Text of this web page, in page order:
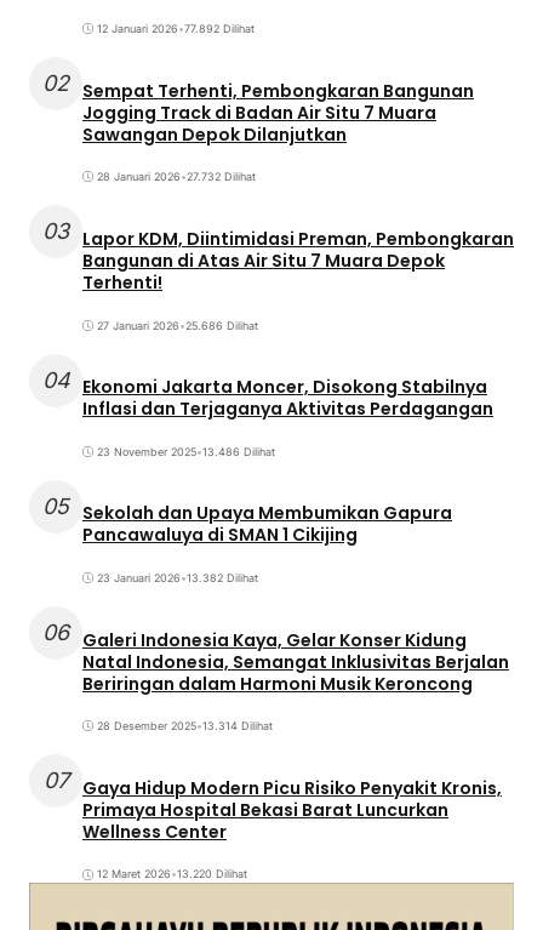
12 Januari 2026•77.892 Dilihat
02 Sempat Terhenti, Pembongkaran Bangunan
Jogging Track di Badan Air Situ 7 Muara
Sawangan Depok Dilanjutkan
28 Januari 2026•27.732 Dilihat
03 Lapor KDM, Diintimidasi Preman, Pembongkaran
Bangunan di Atas Air Situ 7 Muara Depok
Terhenti!
27 Januari 2026•25.686 Dilihat
04 Ekonomi Jakarta Moncer, Disokong Stabilnya
Inflasi dan Terjaganya Aktivitas Perdagangan
23 November 2025•13.486 Dilihat
05 Sekolah dan Upaya Membumikan Gapura
Pancawaluya di SMAN 1 Cikijing
23 Januari 2026•13.382 Dilihat
06 Galeri Indonesia Kaya, Gelar Konser Kidung
Natal Indonesia, Semangat Inklusivitas Berjalan
Beriringan dalam Harmoni Musik Keroncong
28 Desember 2025•13.314 Dilihat
07
Gaya Hidup Modern Picu Risiko Penyakit Kronis,
Primaya Hospital Bekasi Barat Luncurkan
Wellness Center
12 Maret 2026•13.220 Dilihat